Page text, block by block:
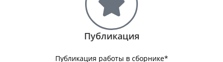
Публикация
Публикация работы в сборнике*